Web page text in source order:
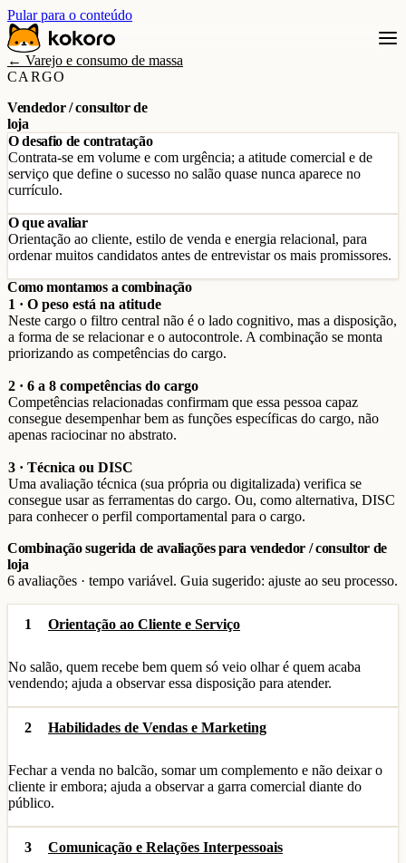
Pular para o conteúdo
← Varejo e consumo de massa
CARGO
Vendedor / consultor de
loja
O desafio de contratação
Contrata-se em volume e com urgência; a atitude comercial e de
serviço que define o sucesso no salão quase nunca aparece no
currículo.
O que avaliar
Orientação ao cliente, estilo de venda e energia relacional, para
ordenar muitos candidatos antes de entrevistar os mais promissores.
Como montamos a combinação
1 · O peso está na atitude
Neste cargo o filtro central não é o lado cognitivo, mas a disposição,
a forma de se relacionar e o autocontrole. A combinação se monta
priorizando as competências do cargo.
2 · 6 a 8 competências do cargo
Competências relacionadas confirmam que essa pessoa capaz
consegue desempenhar bem as funções específicas do cargo, não
apenas raciocinar no abstrato.
3 · Técnica ou DISC
Uma avaliação técnica (sua própria ou digitalizada) verifica se
consegue usar as ferramentas do cargo. Ou, como alternativa, DISC
para conhecer o perfil comportamental para o cargo.
Combinação sugerida de avaliações para vendedor / consultor de
loja
6 avaliações · tempo variável. Guia sugerido: ajuste ao seu processo.
1 Orientação ao Cliente e Serviço
No salão, quem recebe bem quem só veio olhar é quem acaba
vendendo; ajuda a observar essa disposição para atender.
2 Habilidades de Vendas e Marketing
Fechar a venda no balcão, somar um complemento e não deixar o
cliente ir embora; ajuda a observar a garra comercial diante do
público.
3 Comunicação e Relações Interpessoais